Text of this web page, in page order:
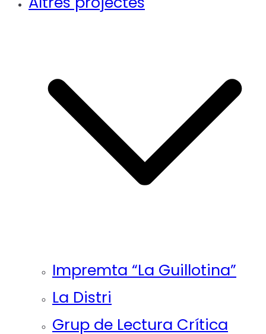
Impremta “La Guillotina”
La Distri
Grup de Lectura Crítica